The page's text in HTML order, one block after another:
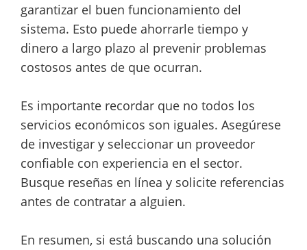
garantizar el buen funcionamiento del
sistema. Esto puede ahorrarle tiempo y
dinero a largo plazo al prevenir problemas
costosos antes de que ocurran.
Es importante recordar que no todos los
servicios económicos son iguales. Asegúrese
de investigar y seleccionar un proveedor
confiable con experiencia en el sector.
Busque reseñas en línea y solicite referencias
antes de contratar a alguien.
En resumen, si está buscando una solución